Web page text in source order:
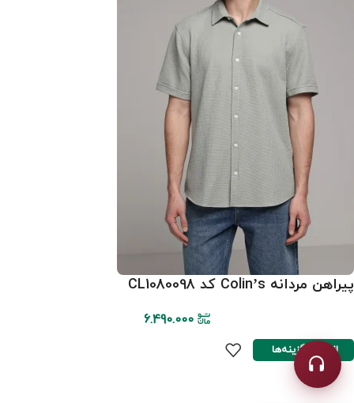
پیراهن مردانه Colin’s کد CL1080098
6.490.000
انتخاب گزینه‌ها